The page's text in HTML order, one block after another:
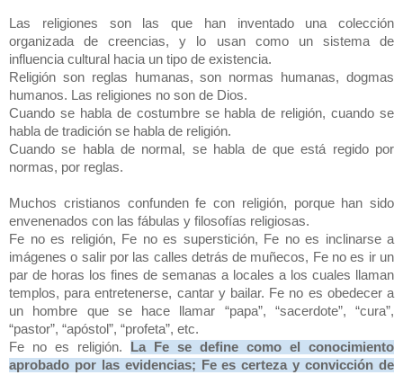
Las religiones son las que han inventado una colección
organizada de creencias, y lo usan como un sistema de
influencia cultural hacia un tipo de existencia.
Religión son reglas humanas, son normas humanas, dogmas
humanos. Las religiones no son de Dios.
Cuando se habla de costumbre se habla de religión, cuando se
habla de tradición se habla de religión.
Cuando se habla de normal, se habla de que está regido por
normas, por reglas.
Muchos cristianos confunden fe con religión, porque han sido
envenenados con las fábulas y filosofías religiosas.
Fe no es religión, Fe no es superstición, Fe no es inclinarse a
imágenes o salir por las calles detrás de muñecos, Fe no es ir un
par de horas los fines de semanas a locales a los cuales llaman
templos, para entretenerse, cantar y bailar. Fe no es obedecer a
un hombre que se hace llamar “papa”, “sacerdote”, “cura”,
“pastor”, “apóstol”, “profeta”, etc.
Fe no es religión.
La Fe se define como el conocimiento
aprobado por las evidencias; Fe es certeza y convicción de